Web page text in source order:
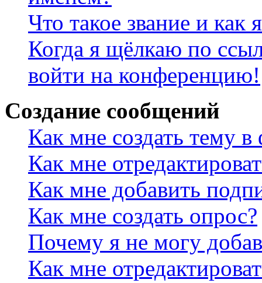
Что такое звание и как
Когда я щёлкаю по
войти на конференцию!
Создание сообщений
Как мне создать тему
Как мне
Как мне добавить
Как мне создать опрос?
Почему я не могу
Как мне